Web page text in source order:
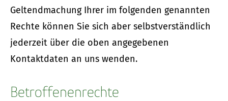
Geltendmachung Ihrer im folgenden genannten
Rechte können Sie sich aber selbstverständlich
jederzeit über die oben angegebenen
Kontaktdaten an uns wenden.
Betroffenenrechte